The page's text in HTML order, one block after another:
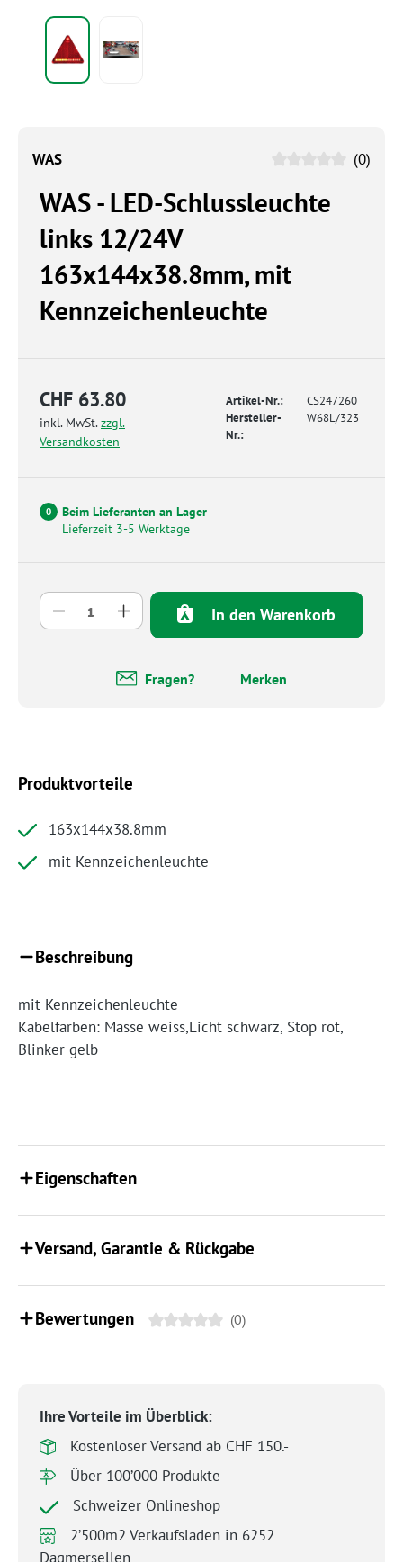
WAS (0)
WAS - LED-Schlussleuchte
links 12/24V
163x144x38.8mm, mit
Kennzeichenleuchte
CHF 63.80
inkl. MwSt.zzgl.
Versandkosten
Artikel-Nr.:
CS247260
Hersteller-
Nr.:
W68L/323
0
Beim Lieferanten an Lager
Lieferzeit 3-5 Werktage
Produkt Anzahl: Gib den gewünschten
In den Warenkorb
Fragen? Merken
Produktvorteile
163x144x38.8mm
mit Kennzeichenleuchte
Beschreibung
mit Kennzeichenleuchte
Kabelfarben: Masse weiss,Licht schwarz, Stop rot,
Blinker gelb
Eigenschaften
Versand, Garantie & Rückgabe
Bewertungen (0)
Ihre Vorteile im Überblick:
Kostenloser Versand ab CHF 150.-
Über 100’000 Produkte
Schweizer Onlineshop
2’500m2 Verkaufsladen in 6252
Dagmersellen